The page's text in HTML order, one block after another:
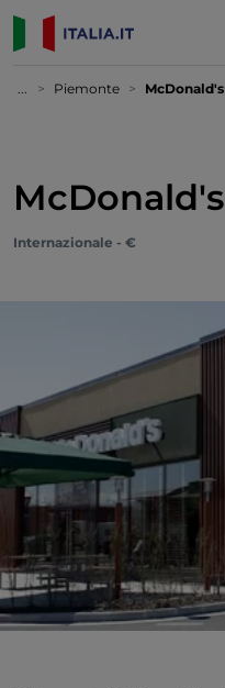
... Piemonte McDonald's
McDonald's
Internazionale - €